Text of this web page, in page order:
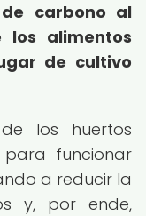
carbono al
los alimentos
de cultivo
los huertos
funcionar
a reducir la
y, por ende,